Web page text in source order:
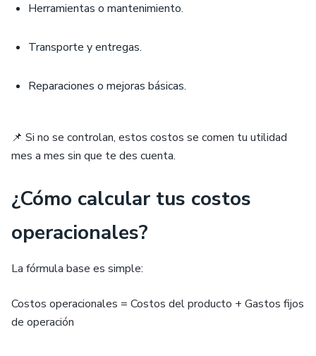
Herramientas o mantenimiento.
Transporte y entregas.
Reparaciones o mejoras básicas.
📌 Si no se controlan, estos costos se comen tu utilidad
mes a mes sin que te des cuenta.
¿Cómo calcular tus costos
operacionales?
La fórmula base es simple:
Costos operacionales = Costos del producto + Gastos fijos
de operación